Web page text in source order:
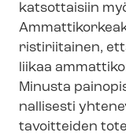
katsottaisiin
ristiriitainen,
liikaa
Minusta
nal­li­ses­ti
tavoitteiden